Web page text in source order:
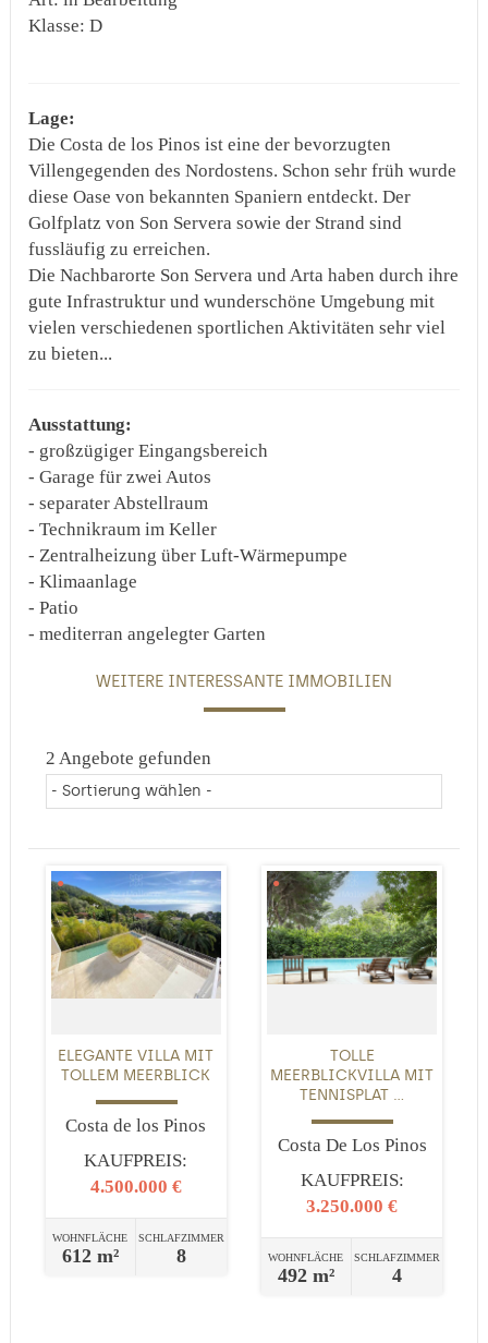
Klasse: D
Lage:
Die Costa de los Pinos ist eine der bevorzugten
Villengegenden des Nordostens. Schon sehr früh wurde
diese Oase von bekannten Spaniern entdeckt. Der
Golfplatz von Son Servera sowie der Strand sind
fussläufig zu erreichen.
Die Nachbarorte Son Servera und Arta haben durch ihre
gute Infrastruktur und wunderschöne Umgebung mit
vielen verschiedenen sportlichen Aktivitäten sehr viel
zu bieten...
Ausstattung:
- großzügiger Eingangsbereich
- Garage für zwei Autos
- separater Abstellraum
- Technikraum im Keller
- Zentralheizung über Luft-Wärmepumpe
- Klimaanlage
- Patio
- mediterran angelegter Garten
WEITERE INTERESSANTE IMMOBILIEN
2 Angebote gefunden
ELEGANTE VILLA MIT
TOLLEM MEERBLICK
Costa de los Pinos
KAUFPREIS:
4.500.000 €
WOHNFLÄCHE
612 m²
SCHLAFZIMMER
8
TOLLE
MEERBLICKVILLA MIT
TENNISPLAT ...
Costa De Los Pinos
KAUFPREIS:
3.250.000 €
WOHNFLÄCHE
492 m²
SCHLAFZIMMER
4